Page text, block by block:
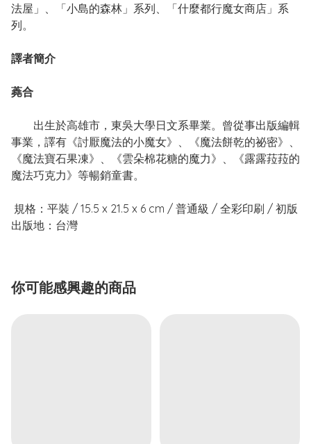
法屋」、「小島的森林」系列、「什麼都行魔女商店」系
列。
譯者簡介
蕘合
出生於高雄市，東吳大學日文系畢業。曾從事出版編輯
事業，譯有《討厭魔法的小魔女》、《魔法餅乾的祕密》、
《魔法寶石果凍》、《雲朵棉花糖的魔力》、《露露菈菈的
魔法巧克力》等暢銷童書。
規格：平裝 / 15.5 x 21.5 x 6 cm / 普通級 / 全彩印刷 / 初版
出版地：台灣
你可能感興趣的商品